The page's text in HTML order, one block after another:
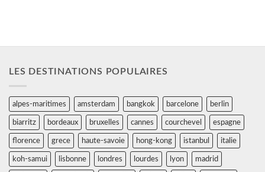
LES DESTINATIONS POPULAIRES
alpes-maritimes amsterdam bangkok barcelone berlin
biarritz bordeaux bruxelles cannes courchevel espagne
florence grece haute-savoie hong-kong istanbul italie
koh-samui lisbonne londres lourdes lyon madrid